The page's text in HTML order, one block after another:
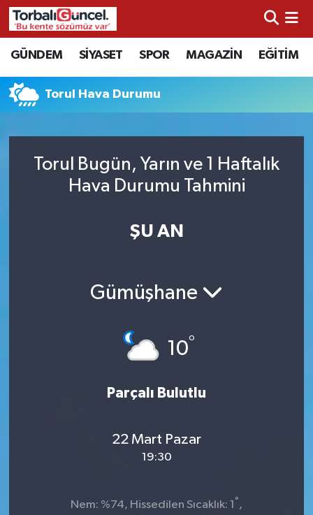
GÜNDEM SİYASET SPOR MAGAZİN EĞİTİM
Torul Hava Durumu
Torul Bugün, Yarın ve 1 Haftalık
Hava Durumu Tahmini
ŞU AN
Gümüşhane
10°
Parçalı Bulutlu
22 Mart Pazar
19:30
Nem: %74, Hissedilen Sıcaklık: 1 ° ,
İzmir Nöbetçi Eczaneler
İzmir Hava Durumu
İzmir Trafik Yoğunluk Haritası
Süper Lig Puan Durumu ve Fikstür
Haber Arşivi